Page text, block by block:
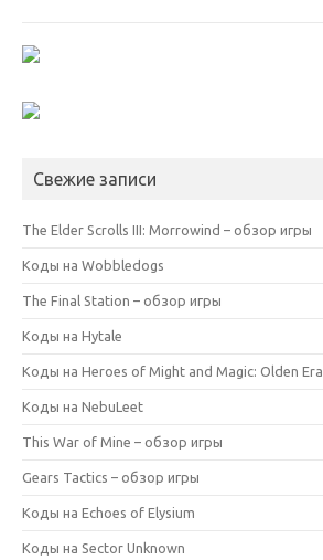
Свежие записи
The Elder Scrolls III: Morrowind – обзор игры
Коды на Wobbledogs
The Final Station – обзор игры
Коды на Hytale
Коды на Heroes of Might and Magic: Olden Era
Коды на NebuLeet
This War of Mine – обзор игры
Gears Tactics – обзор игры
Коды на Echoes of Elysium
Коды на Sector Unknown